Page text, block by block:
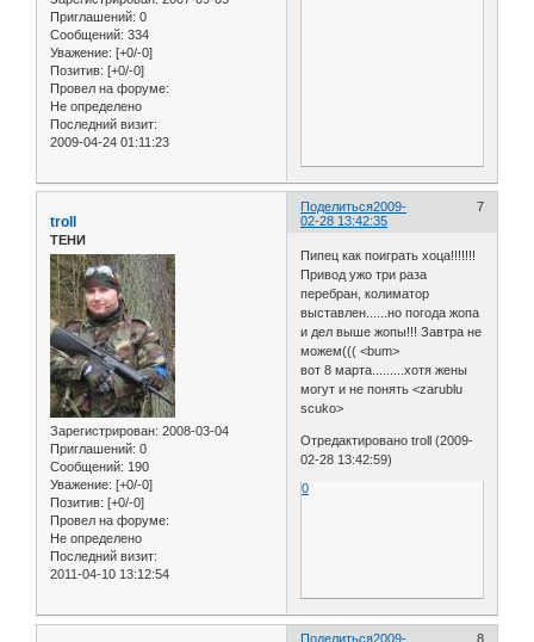
Приглашений: 0
Сообщений: 334
Уважение: [+0/-0]
Позитив: [+0/-0]
Провел на форуме:
Не определено
Последний визит:
2009-04-24 01:11:23
Поделиться 7
2009-
02-28 13:42:35
troll
ТЕНИ
Зарегистрирован: 2008-03-04
Приглашений: 0
Сообщений: 190
Уважение: [+0/-0]
Позитив: [+0/-0]
Провел на форуме:
Не определено
Последний визит:
2011-04-10 13:12:54
Пипец как поиграть хоца!!!!!!!
Привод ужо три раза
перебран, колиматор
выставлен......но погода жопа
и дел выше жопы!!! Завтра не
можем((( <bum>
вот 8 марта.........хотя жены
могут и не понять <zarublu
scuko>
Отредактировано troll (2009-
02-28 13:42:59)
0
Поделиться 8
2009-